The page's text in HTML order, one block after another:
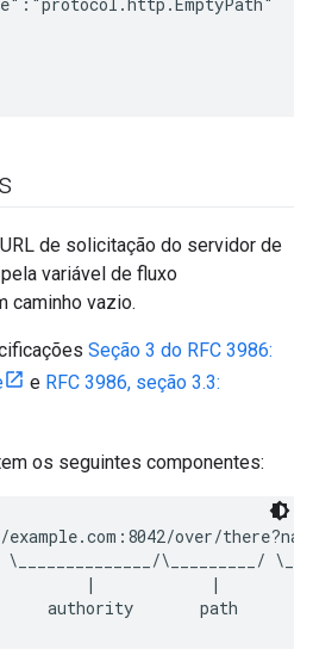
de solicitação do servidor de
variável de fluxo
caminho vazio.
Seção 3 do RFC 3986:
e RFC 3986, seção 3.3:
os seguintes componentes:
example.com:8042/over/
\______________/\_________/
|            |